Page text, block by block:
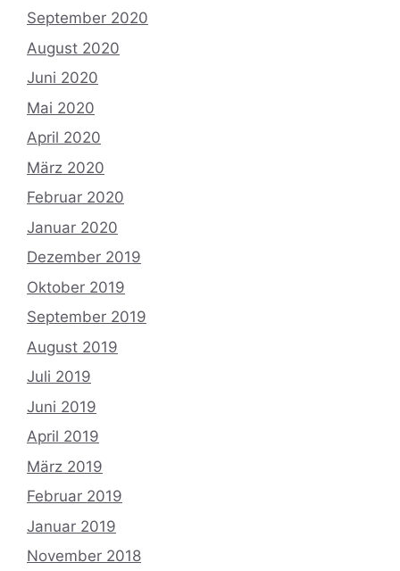
September 2020
August 2020
Juni 2020
Mai 2020
April 2020
März 2020
Februar 2020
Januar 2020
Dezember 2019
Oktober 2019
September 2019
August 2019
Juli 2019
Juni 2019
April 2019
März 2019
Februar 2019
Januar 2019
November 2018